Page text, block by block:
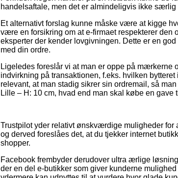
handelsaftale, men det er almindeligvis ikke særlig
Et alternativt forslag kunne måske være at kigge
være en forsikring om at e-firmaet respekterer den
eksperter der kender lovgivningen. Dette er en
med din ordre.
Ligeledes foreslår vi at man er oppe på mærkerne
indvirkning på transaktionen, f.eks. hvilken
relevant, at man stadig sikrer sin ordremail, så
Lille – H: 10 cm, hvad end man skal købe en gave
Trustpilot yder relativt ønskværdige muligheder
og derved foreslåes det, at du tjekker internet
shopper.
Facebook frembyder derudover ultra ærlige
der en del e-butikker som giver kunderne